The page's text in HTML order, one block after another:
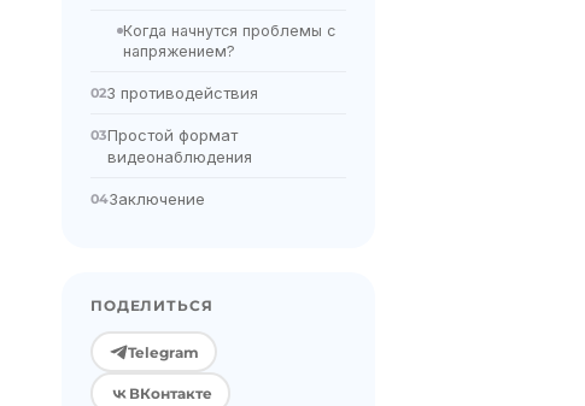
Когда начнутся проблемы с
напряжением?
023 противодействия
03Простой формат
видеонаблюдения
04Заключение
ПОДЕЛИТЬСЯ
Telegram
ВКонтакте